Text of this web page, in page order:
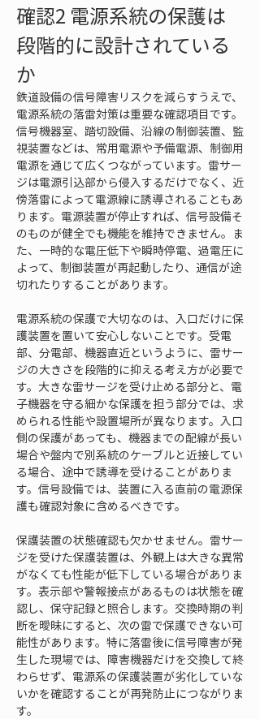
確認2 電源系統の保護は
段階的に設計されている
か
鉄道設備の信号障害リスクを減らすうえで、
電源系統の落雷対策は重要な確認項目です。
信号機器室、踏切設備、沿線の制御装置、監
視装置などは、常用電源や予備電源、制御用
電源を通じて広くつながっています。雷サー
ジは電源引込部から侵入するだけでなく、近
傍落雷によって電源線に誘導されることもあ
ります。電源装置が停止すれば、信号設備そ
のものが健全でも機能を維持できません。ま
た、一時的な電圧低下や瞬時停電、過電圧に
よって、制御装置が再起動したり、通信が途
切れたりすることがあります。
電源系統の保護で大切なのは、入口だけに保
護装置を置いて安心しないことです。受電
部、分電部、機器直近というように、雷サー
ジの大きさを段階的に抑える考え方が必要で
す。大きな雷サージを受け止める部分と、電
子機器を守る細かな保護を担う部分では、求
められる性能や設置場所が異なります。入口
側の保護があっても、機器までの配線が長い
場合や盤内で別系統のケーブルと近接してい
る場合、途中で誘導を受けることがありま
す。信号設備では、装置に入る直前の電源保
護も確認対象に含めるべきです。
保護装置の状態確認も欠かせません。雷サー
ジを受けた保護装置は、外観上は大きな異常
がなくても性能が低下している場合がありま
す。表示部や警報接点があるものは状態を確
認し、保守記録と照合します。交換時期の判
断を曖昧にすると、次の雷で保護できない可
能性があります。特に落雷後に信号障害が発
生した現場では、障害機器だけを交換して終
わらせず、電源系の保護装置が劣化していな
いかを確認することが再発防止につながりま
す。